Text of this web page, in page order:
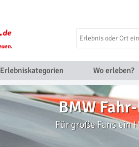
Erlebniskategorien Wo erleben?
BMW
Für große Fans ein